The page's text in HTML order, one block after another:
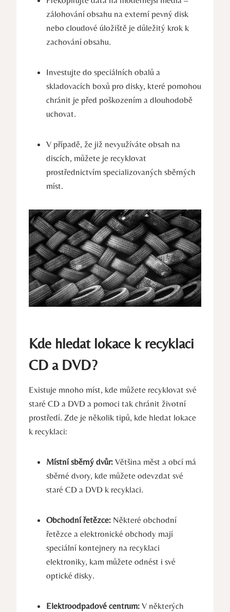
zálohování obsahu na externí pevný disk
nebo cloudové úložiště je důležitý krok k
zachování obsahu.
Investujte do speciálních obalů a
skladovacích boxů pro disky, které pomohou
chránit je před poškozením a dlouhodobě
uchovat.
V případě, že již nevyužíváte obsah na
discích, můžete je recyklovat
prostřednictvím specializovaných sběrných
míst.
Kde hledat lokace k recyklaci
CD a DVD?
Existuje mnoho míst, kde můžete recyklovat své
staré CD a DVD a pomoci tak chránit životní
prostředí. Zde je několik tipů, kde hledat lokace
k recyklaci:
Místní sběrný dvůr: Většina měst a obcí má
sběrné dvory, kde můžete odevzdat své
staré CD a DVD k recyklaci.
Obchodní řetězce: Některé obchodní
řetězce a elektronické obchody mají
speciální kontejnery na recyklaci
elektroniky, kam můžete odnést i své
optické disky.
Elektroodpadové centrum: V některých